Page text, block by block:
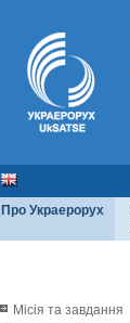
Про Украерорух
Місія та завдання